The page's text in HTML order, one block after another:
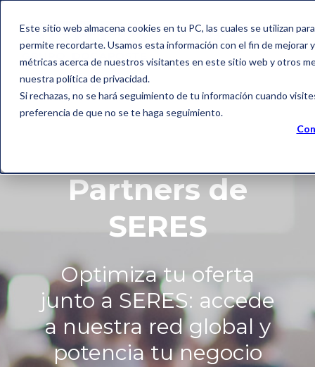
Este sitio web almacena cookies en tu PC, las cuales se utilizan
permite recordarte. Usamos esta información con el fin de mejorar
métricas acerca de nuestros visitantes en este sitio web y otros
nuestra política de privacidad.
Si rechazas, no se hará seguimiento de tu información cuando
preferencia de que no se te haga seguimiento.
Partners de
SERES
Optimiza tu oferta
junto a SERES: accede
a nuestra red global y
potencia tu negocio